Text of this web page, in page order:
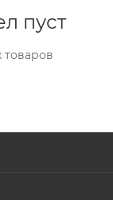
пуст
товаров